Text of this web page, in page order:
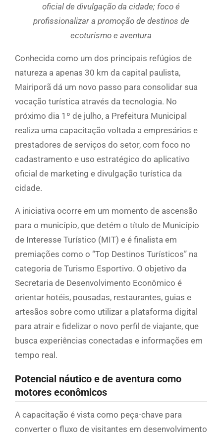
oficial de divulgação da cidade; foco é
profissionalizar a promoção de destinos de
ecoturismo e aventura
Conhecida como um dos principais refúgios de
natureza a apenas 30 km da capital paulista,
Mairiporã dá um novo passo para consolidar sua
vocação turística através da tecnologia. No
próximo dia 1º de julho, a Prefeitura Municipal
realiza uma capacitação voltada a empresários e
prestadores de serviços do setor, com foco no
cadastramento e uso estratégico do aplicativo
oficial de marketing e divulgação turística da
cidade.
A iniciativa ocorre em um momento de ascensão
para o município, que detém o título de Município
de Interesse Turístico (MIT) e é finalista em
premiações como o “Top Destinos Turísticos” na
categoria de Turismo Esportivo. O objetivo da
Secretaria de Desenvolvimento Econômico é
orientar hotéis, pousadas, restaurantes, guias e
artesãos sobre como utilizar a plataforma digital
para atrair e fidelizar o novo perfil de viajante, que
busca experiências conectadas e informações em
tempo real.
Potencial náutico e de aventura como
motores econômicos
A capacitação é vista como peça-chave para
converter o fluxo de visitantes em desenvolvimento